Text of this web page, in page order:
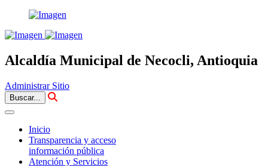
Alcaldía Municipal de Necocli, Antioquia
Administrar Sitio
Buscar...
Inicio
Transparencia y acceso
información pública
Atención y Servicios